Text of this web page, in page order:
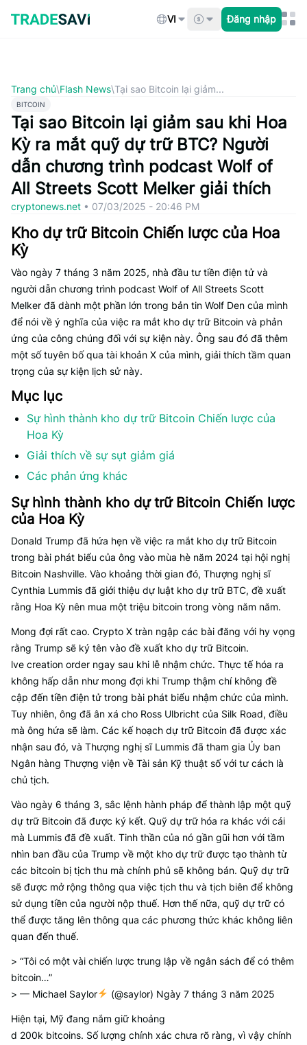
qua
nội
VI Đăng nhập
Trang chủ\Flash News\Tại sao Bitcoin lại giảm...
BITCOIN
Tại sao Bitcoin lại giảm sau khi Hoa
Kỳ ra mắt quỹ dự trữ BTC? Người
dẫn chương trình podcast Wolf of
All Streets Scott Melker giải thích
cryptonews.net • 07/03/2025 - 20:46 PM
Kho dự trữ Bitcoin Chiến lược của Hoa
Kỳ
Vào ngày 7 tháng 3 năm 2025, nhà đầu tư tiền điện tử và
người dẫn chương trình podcast Wolf of All Streets Scott
Melker đã dành một phần lớn trong bản tin Wolf Den của mình
để nói về ý nghĩa của việc ra mắt kho dự trữ Bitcoin và phản
ứng của công chúng đối với sự kiện này. Ông sau đó đã thêm
một số tuyên bố qua tài khoản X của mình, giải thích tầm quan
trọng của sự kiện lịch sử này.
Mục lục
Sự hình thành kho dự trữ Bitcoin Chiến lược của
Hoa Kỳ
Giải thích về sự sụt giảm giá
Các phản ứng khác
Sự hình thành kho dự trữ Bitcoin Chiến lược
của Hoa Kỳ
Donald Trump đã hứa hẹn về việc ra mắt kho dự trữ Bitcoin
trong bài phát biểu của ông vào mùa hè năm 2024 tại hội nghị
Bitcoin Nashville. Vào khoảng thời gian đó, Thượng nghị sĩ
Cynthia Lummis đã giới thiệu dự luật kho dự trữ BTC, đề xuất
rằng Hoa Kỳ nên mua một triệu bitcoin trong vòng năm năm.
Mong đợi rất cao. Crypto X tràn ngập các bài đăng với hy vọng
rằng Trump sẽ ký tên vào đề xuất kho dự trữ Bitcoin.
lve creation order ngay sau khi lễ nhậm chức. Thực tế hóa ra
không hấp dẫn như mong đợi khi Trump thậm chí không đề
cập đến tiền điện tử trong bài phát biểu nhậm chức của mình.
Tuy nhiên, ông đã ân xá cho Ross Ulbricht của Silk Road, điều
mà ông hứa sẽ làm. Các kế hoạch dự trữ Bitcoin đã được xác
nhận sau đó, và Thượng nghị sĩ Lummis đã tham gia Ủy ban
Ngân hàng Thượng viện về Tài sản Kỹ thuật số với tư cách là
chủ tịch.
Vào ngày 6 tháng 3, sắc lệnh hành pháp để thành lập một quỹ
dự trữ Bitcoin đã được ký kết. Quỹ dự trữ hóa ra khác với cái
mà Lummis đã đề xuất. Tinh thần của nó gần gũi hơn với tầm
nhìn ban đầu của Trump về một kho dự trữ được tạo thành từ
các bitcoin bị tịch thu mà chính phủ sẽ không bán. Quỹ dự trữ
sẽ được mở rộng thông qua việc tịch thu và tịch biên để không
sử dụng tiền của người nộp thuế. Hơn thế nữa, quỹ dự trữ có
thể được tăng lên thông qua các phương thức khác không liên
quan đến thuế.
> “Tôi có một vài chiến lược trung lập về ngân sách để có thêm
bitcoin…”
> — Michael Saylor
(@saylor) Ngày 7 tháng 3 năm 2025
Hiện tại, Mỹ đang nắm giữ khoảng
d 200k bitcoins. Số lượng chính xác chưa rõ ràng, vì vậy chính